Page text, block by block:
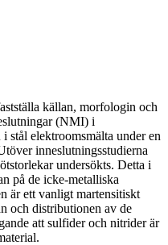
källan, morfologin och
(NMI) i
stål elektroomsmälta under en
inneslutningsstudierna
undersökts. Detta i
på de icke-metalliska
är ett vanligt martensitiskt
och distributionen av de
att sulfider och nitrider är